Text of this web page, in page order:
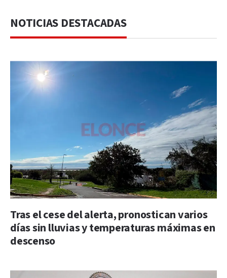
NOTICIAS DESTACADAS
Tras el cese del alerta, pronostican varios
días sin lluvias y temperaturas máximas en
descenso